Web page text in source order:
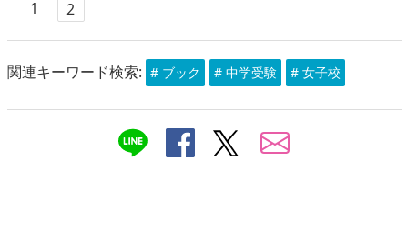
1 2
関連キーワード検索: # ブック # 中学受験 # 女子校